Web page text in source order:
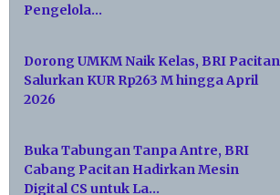
Pengelola…
Dorong UMKM Naik Kelas, BRI Pacitan
Salurkan KUR Rp263 M hingga April
2026
Buka Tabungan Tanpa Antre, BRI
Cabang Pacitan Hadirkan Mesin
Digital CS untuk La…